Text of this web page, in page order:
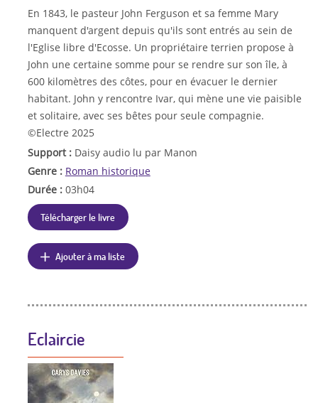
En 1843, le pasteur John Ferguson et sa femme Mary
manquent d'argent depuis qu'ils sont entrés au sein de
l'Eglise libre d'Ecosse. Un propriétaire terrien propose à
John une certaine somme pour se rendre sur son île, à
600 kilomètres des côtes, pour en évacuer le dernier
habitant. John y rencontre Ivar, qui mène une vie paisible
et solitaire, avec ses bêtes pour seule compagnie.
©Electre 2025
Support : Daisy audio lu par Manon
Genre : Roman historique
Durée : 03h04
Télécharger le livre
Ajouter à ma liste
Eclaircie